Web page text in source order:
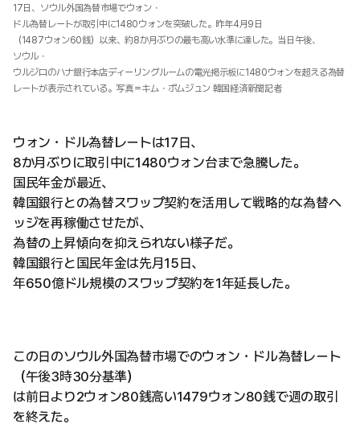
17日、ソウル外国為替市場でウォン・
ドル為替レートが取引中に1480ウォンを突破した。昨年4月9日
（1487ウォン60銭）以来、約8か月ぶりの最も高い水準に達した。当日午後、
ソウル・
ウルジロのハナ銀行本店ディーリングルームの電光掲示板に1480ウォンを超える為替
レートが表示されている。写真＝キム・ボムジュン 韓国経済新聞記者
ウォン・ドル為替レートは17日、
8か月ぶりに取引中に1480ウォン台まで急騰した。
国民年金が最近、
韓国銀行との為替スワップ契約を活用して戦略的な為替ヘ
ッジを再稼働させたが、
為替の上昇傾向を抑えられない様子だ。
韓国銀行と国民年金は先月15日、
年650億ドル規模のスワップ契約を1年延長した。
この日のソウル外国為替市場でのウォン・ドル為替レート
（午後3時30分基準）
は前日より2ウォン80銭高い1479ウォン80銭で週の取引
を終えた。